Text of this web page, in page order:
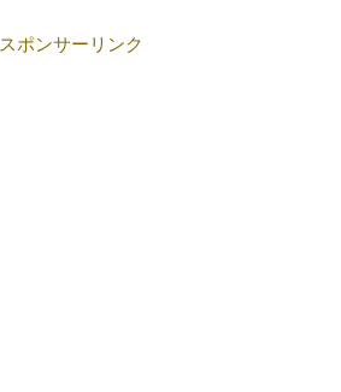
スポンサーリンク